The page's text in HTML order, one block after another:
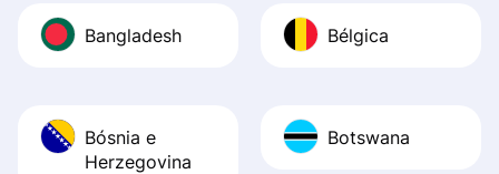
Bangladesh Bélgica
Bósnia e
Herzegovina
Botswana